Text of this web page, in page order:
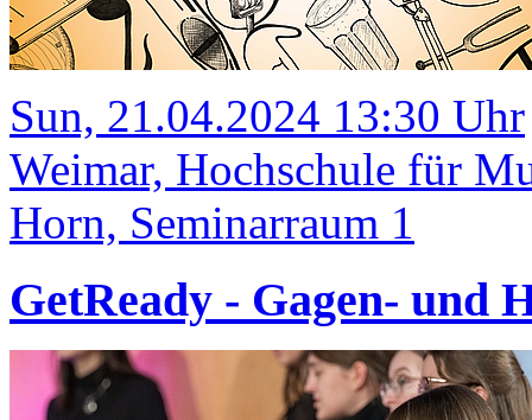
Sun, 21.04.2024 13:30 Uhr
Weimar, Hochschule für
Horn, Seminarraum 1
GetReady - Gagen- und